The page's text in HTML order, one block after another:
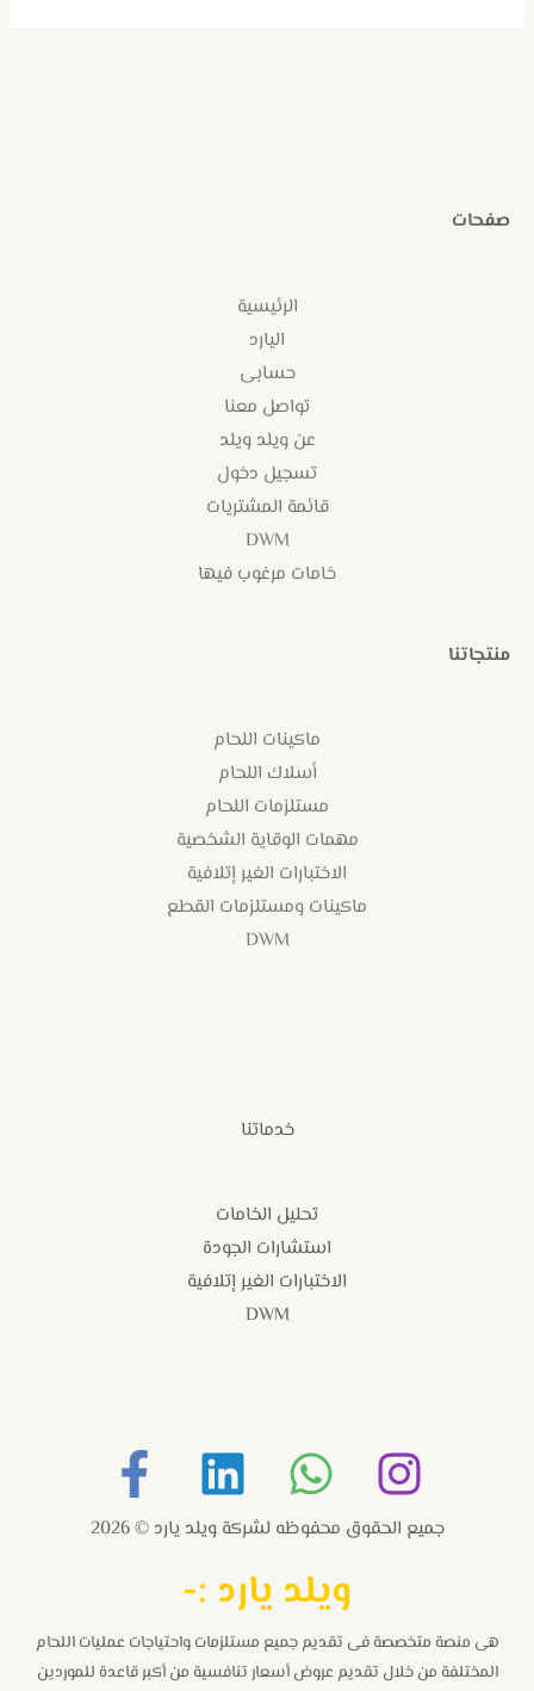
صفحات
الرئيسية
اليارد
حسابى
تواصل معنا
عن ويلد ويلد
تسجيل دخول
قائمة المشتريات
DWM
خامات مرغوب فيها
منتجاتنا
ماكينات اللحام
أسلاك اللحام
مستلزمات اللحام
مهمات الوقاية الشخصية
الاختبارات الغير إتلافية
ماكينات ومستلزمات القطع
DWM
خدماتنا
تحليل الخامات
استشارات الجودة
الاختبارات الغير إتلافية
DWM
جميع الحقوق محفوظه لشركة ويلد يارد © 2026
ويلد يارد :-
هى منصة متخصصة فى تقديم جميع مستلزمات واحتياجات عمليات اللحام
المختلفة من خلال تقديم عروض أسعار تنافسية من أكبر قاعدة للموردين